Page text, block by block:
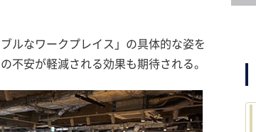
ルなワークプレイス」の具体的な姿を
安が軽減される効果も期待される。